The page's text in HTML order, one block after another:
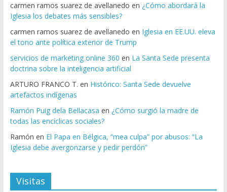
carmen ramos suarez de avellanedo en ¿Cómo abordará la
Iglesia los debates más sensibles?
carmen ramos suarez de avellanedo en Iglesia en EE.UU. eleva
el tono ante política exterior de Trump
servicios de marketing online 360 en La Santa Sede presenta
doctrina sobre la inteligencia artificial
ARTURO FRANCO T. en Histórico: Santa Sede devuelve
artefactos indígenas
Ramón Puig dela Bellacasa en ¿Cómo surgió la madre de
todas las encíclicas sociales?
Ramón en El Papa en Bélgica, “mea culpa” por abusos: “La
Iglesia debe avergonzarse y pedir perdón”
Visitas